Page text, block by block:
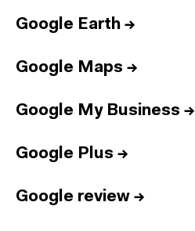
Google Earth →
Google Maps →
Google My Business →
Google Plus →
Google review →